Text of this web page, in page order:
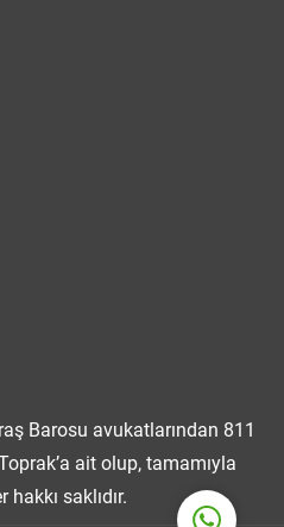
Barosu avukatlarından 811
ait olup, tamamıyla
saklıdır.
Cevap Yaz